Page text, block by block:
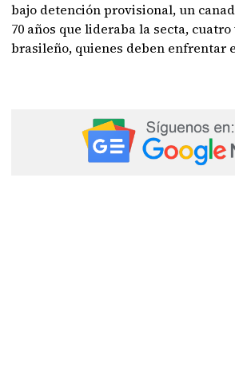
bajo detención provisional, un
70 años que lideraba la secta,
brasileño, quienes deben enfrentar